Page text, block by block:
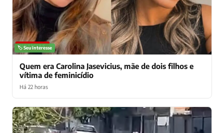
NOTÍCIAS
🏷️ Seu interesse
Quem era Carolina Jasevicius, mãe de dois filhos e
vítima de feminicídio
Há 22 horas